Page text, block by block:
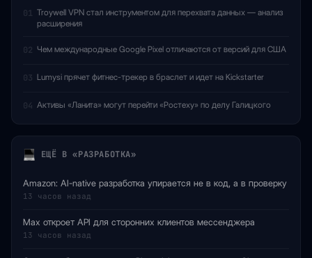
01 Troywell VPN стал инструментом для перехвата данных — анализ
расширения
02 Чем международные Google Pixel отличаются от версий для США
03 Lumysi прячет фитнес-трекер в браслет и идет на Kickstarter
04 Активы «Ланита» могут перейти «Ростеху» по делу Галицкого
ЕЩЁ В «РАЗРАБОТКА»
Amazon: AI-native разработка упирается не в код, а в проверку
13 часов назад
Max откроет API для сторонних клиентов мессенджера
13 часов назад